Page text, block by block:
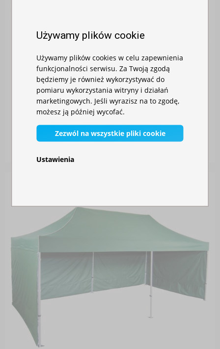
NAMIOT IMPREZOWY 3X4,5M O KONSTRUKCJI ALU...
W magazynie
Używamy plików cookie
Używamy plików cookies w celu zapewnienia
funkcjonalności serwisu. Za Twoją zgodą
będziemy je również wykorzystywać do
pomiaru wykorzystania witryny i działań
marketingowych. Jeśli wyrazisz na to zgodę,
możesz ją później wycofać.
Zezwól na wszystkie pliki cookie
Ustawienia